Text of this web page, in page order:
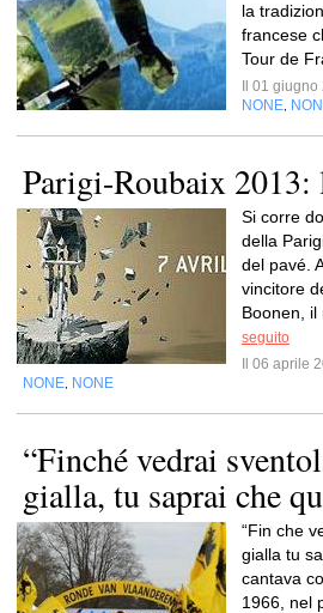
la
francese
Tour de
Il 01
NONE
Parigi-Roubaix
Si corre
della
del pavé.
vincitore
Boonen, il
seguito
Il 06 aprile
NONE NONE
“Finché vedrai
gialla, tu saprai che
“Fin che
gialla tu
cantava
1966, nel